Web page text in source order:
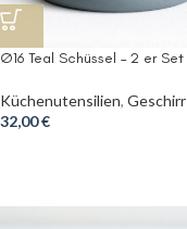
Ø16 Teal Schüssel – 2 er Set
Küchenutensilien, Geschirr
32,00€